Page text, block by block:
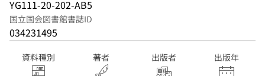
YG111-20-202-AB5
国立国会図書館書誌ID
034231495
資料種別 著者 出版者 出版年